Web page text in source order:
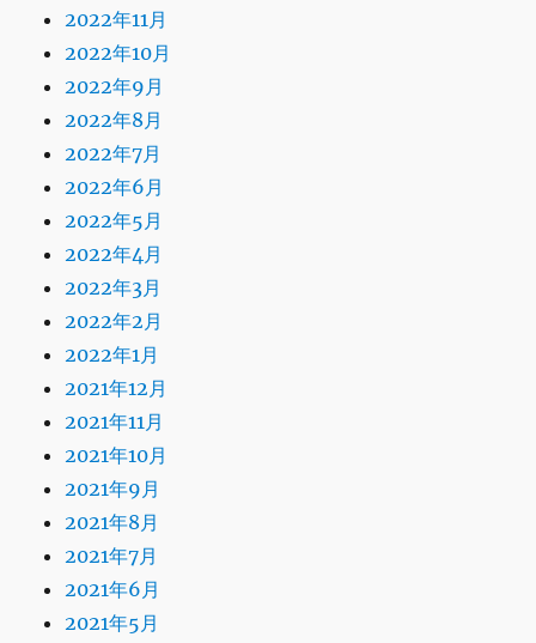
2022年11月
2022年10月
2022年9月
2022年8月
2022年7月
2022年6月
2022年5月
2022年4月
2022年3月
2022年2月
2022年1月
2021年12月
2021年11月
2021年10月
2021年9月
2021年8月
2021年7月
2021年6月
2021年5月